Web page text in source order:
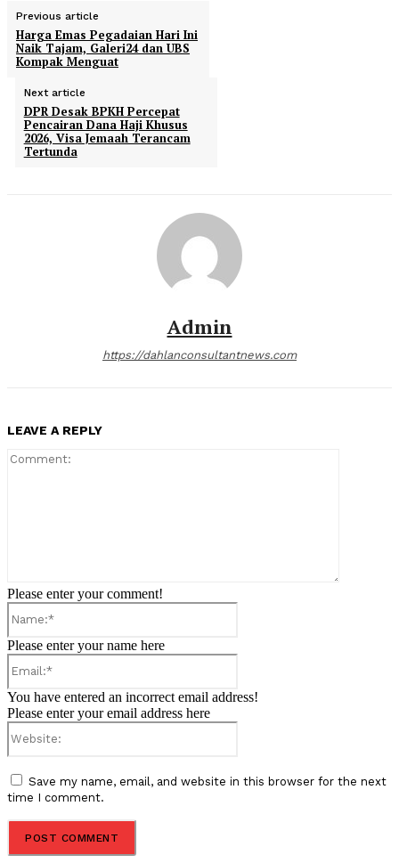
Previous article
Harga Emas Pegadaian Hari Ini
Naik Tajam, Galeri24 dan UBS
Kompak Menguat
Next article
DPR Desak BPKH Percepat
Pencairan Dana Haji Khusus
2026, Visa Jemaah Terancam
Tertunda
Admin
https://dahlanconsultantnews.com
LEAVE A REPLY
Please enter your comment!
Please enter your name here
You have entered an incorrect email address!
Please enter your email address here
Save my name, email, and website in this browser for the next
time I comment.